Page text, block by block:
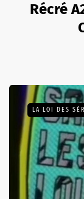
Récré
LA LOI DES